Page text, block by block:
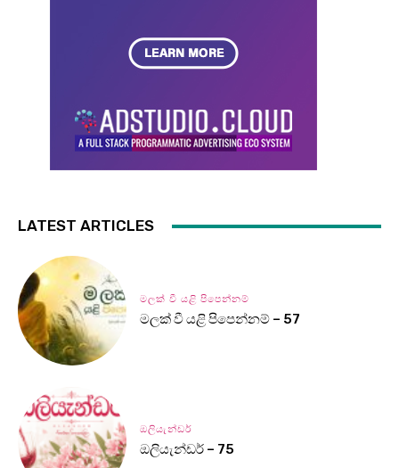
LATEST ARTICLES
මලක් වී යළි පිපෙන්නම්
මලක් වී යළි පිපෙන්නම් – 57
ඔලියැන්ඩර්
ඔලියැන්ඩර් – 75